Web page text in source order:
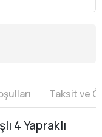
Taksit ve
4 Yapraklı